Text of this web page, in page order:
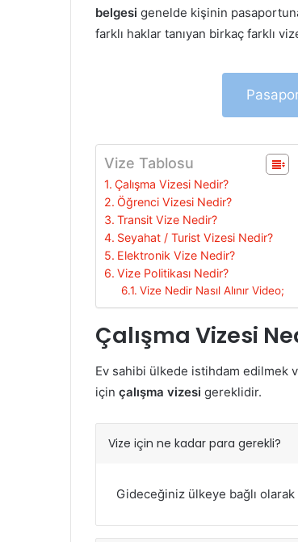
belgesi genelde kişinin
farklı haklar tanıyan birkaç farklı
Vize Tablosu
Çalışma Vizesi Nedir?
Öğrenci Vizesi Nedir?
Transit Vize Nedir?
Seyahat / Turist Vizesi Nedir?
Elektronik Vize Nedir?
Vize Politikası Nedir?
Vize Nedir Nasıl Alınır Video;
Çalışma Vizesi
Ev sahibi ülkede istihdam edilmek
için çalışma vizesi gereklidir.
Vize için ne kadar para gerekli?
Gideceğiniz ülkeye bağlı